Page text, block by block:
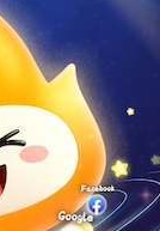
支持[0] 反对
支持[0] 反对[0]